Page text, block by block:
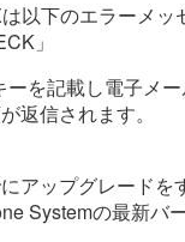
以下のエラーメッ
」
を記載し電子メー
返信されます。
ップグレードを
Systemの最新バ